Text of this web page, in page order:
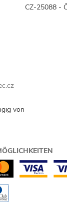
CZ-25088 -
von